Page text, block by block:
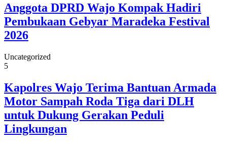
Anggota DPRD Wajo Kompak Hadiri
Pembukaan Gebyar Maradeka Festival
2026
Uncategorized
5
Kapolres Wajo Terima Bantuan Armada
Motor Sampah Roda Tiga dari DLH
untuk Dukung Gerakan Peduli
Lingkungan